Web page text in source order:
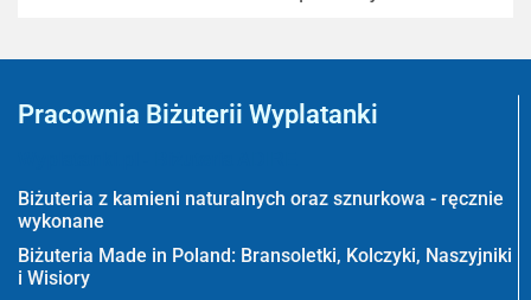
Pracownia Biżuterii Wyplatanki
Biżuteria z kamieni naturalnych oraz sznurkowa - ręcznie
wykonane
Biżuteria Made in Poland: Bransoletki, Kolczyki, Naszyjniki
i Wisiory